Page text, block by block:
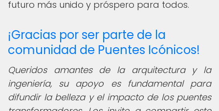
futuro más unido y próspero para todos.
¡Gracias por ser parte de la
comunidad de Puentes Icónicos!
Queridos amantes de la arquitectura y la
ingeniería, su apoyo es fundamental para
difundir la belleza y el impacto de los puentes